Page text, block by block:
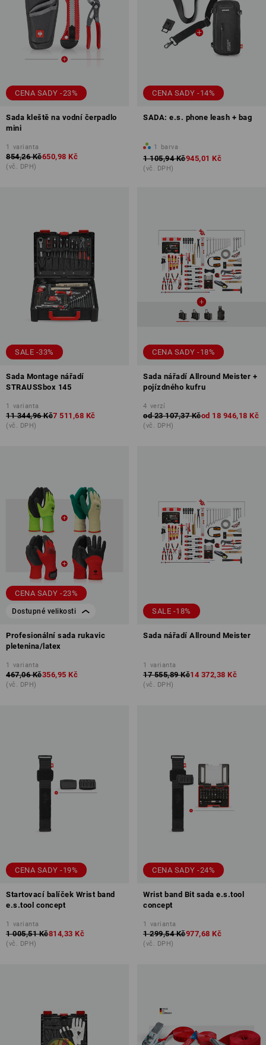
CENA SADY -23%
Sada kleště na vodní čerpadlo
mini
1 varianta
854,26 Kč650,98 Kč
(vč. DPH)
CENA SADY -14%
SADA: e.s. phone leash + bag
1 barva
1 105,94 Kč945,01 Kč
(vč. DPH)
SALE -33%
Sada Montage nářadí
STRAUSSbox 145
1 varianta
11 344,96 Kč7 511,68 Kč
(vč. DPH)
CENA SADY -18%
Sada nářadí Allround Meister +
pojízdného kufru
4 verzí
od 23 107,37 Kčod 18 946,18 Kč
(vč. DPH)
CENA SADY -23%
Dostupné velikosti
Profesionální sada rukavic
pletenina/latex
1 varianta
467,06 Kč356,95 Kč
(vč. DPH)
SALE -18%
Sada nářadí Allround Meister
1 varianta
17 555,89 Kč14 372,38 Kč
(vč. DPH)
CENA SADY -19%
Startovací balíček Wrist band
e.s.tool concept
1 varianta
1 005,51 Kč814,33 Kč
(vč. DPH)
CENA SADY -24%
Wrist band Bit sada e.s.tool
concept
1 varianta
1 299,54 Kč977,68 Kč
(vč. DPH)